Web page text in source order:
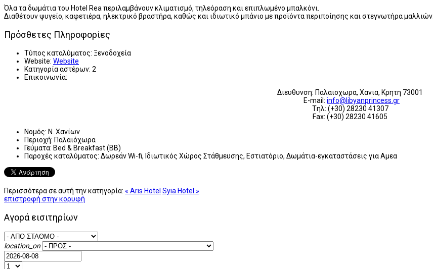
Όλα τα δωμάτια του Hotel Rea περιλαμβάνουν κλιματισμό, τηλεόραση και επιπλωμένο μπαλκόνι.
Διαθέτουν ψυγείο, καφετιέρα, ηλεκτρικό βραστήρα, καθώς και ιδιωτικό μπάνιο με προϊόντα περιποίησης και στεγνωτήρα μαλλιών.
Πρόσθετες Πληροφορίες
Τύπος καταλύματος: Ξενοδοχεία
Website: Website
Κατηγορία αστέρων: 2
Επικοινωνία:
Διευθυνση: Παλαιοχωρα, Χανια, Κρητη 73001
E-mail: info@libyanprincess.gr
Tηλ: (+30) 28230 41307
Fax: (+30) 28230 41605
Νομός: Ν. Χανίων
Περιοχή: Παλαιόχωρα
Γεύματα: Bed & Breakfast (BB)
Παροχές καταλύματος: Δωρεάν Wi-fi, Ιδιωτικός Χώρος Στάθμευσης, Εστιατόριο, Δωμάτια-εγκαταστάσεις για Αμεα
Περισσότερα σε αυτή την κατηγορία: « Aris Hotel Syia Hotel »
επιστροφή στην κορυφή
Αγορά εισιτηρίων
location_on